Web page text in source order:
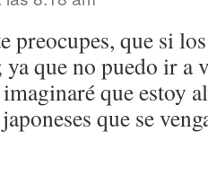
que si
que no puedo ir a
que estoy
que se